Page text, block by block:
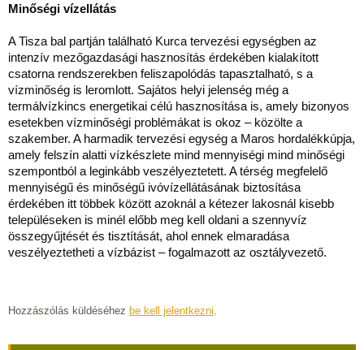
Minőségi vízellátás
A Tisza bal partján található Kurca tervezési egységben az
intenzív mezőgazdasági hasznosítás érdekében kialakított
csatorna rendszerekben feliszapolódás tapasztalható, s a
vízminőség is leromlott. Sajátos helyi jelenség még a
termálvízkincs energetikai célú hasznosítása is, amely bizonyos
esetekben vízminőségi problémákat is okoz – közölte a
szakember. A harmadik tervezési egység a Maros hordalékkúpja,
amely felszín alatti vízkészlete mind mennyiségi mind minőségi
szempontból a leginkább veszélyeztetett. A térség megfelelő
mennyiségű és minőségű ivóvízellátásának biztosítása
érdekében itt többek között azoknál a kétezer lakosnál kisebb
településeken is minél előbb meg kell oldani a szennyvíz
összegyűjtését és tisztítását, ahol ennek elmaradása
veszélyeztetheti a vízbázist – fogalmazott az osztályvezető.
Hozzászólás küldéséhez be kell jelentkezni.